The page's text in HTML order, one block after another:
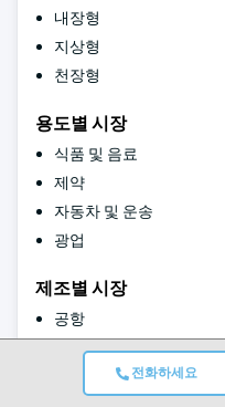
전화하세요
내장형
지상형
천장형
용도별 시장
식품 및 음료
제약
자동차 및 운송
광업
제조별 시장
공항
창고 및 물류 센터
기타(해양, 석유 및 가스 등)